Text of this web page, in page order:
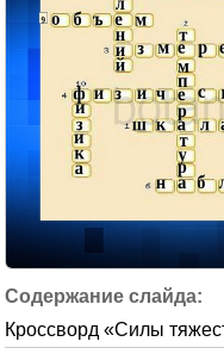
Кроссворд «Силы